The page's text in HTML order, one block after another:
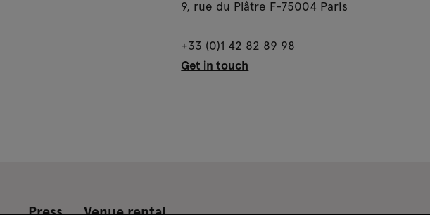
9, rue du Plâtre F-75004 Paris
+33 (0)1 42 82 89 98
Get in touch